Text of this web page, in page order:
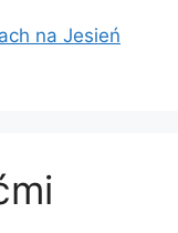
na Jesień